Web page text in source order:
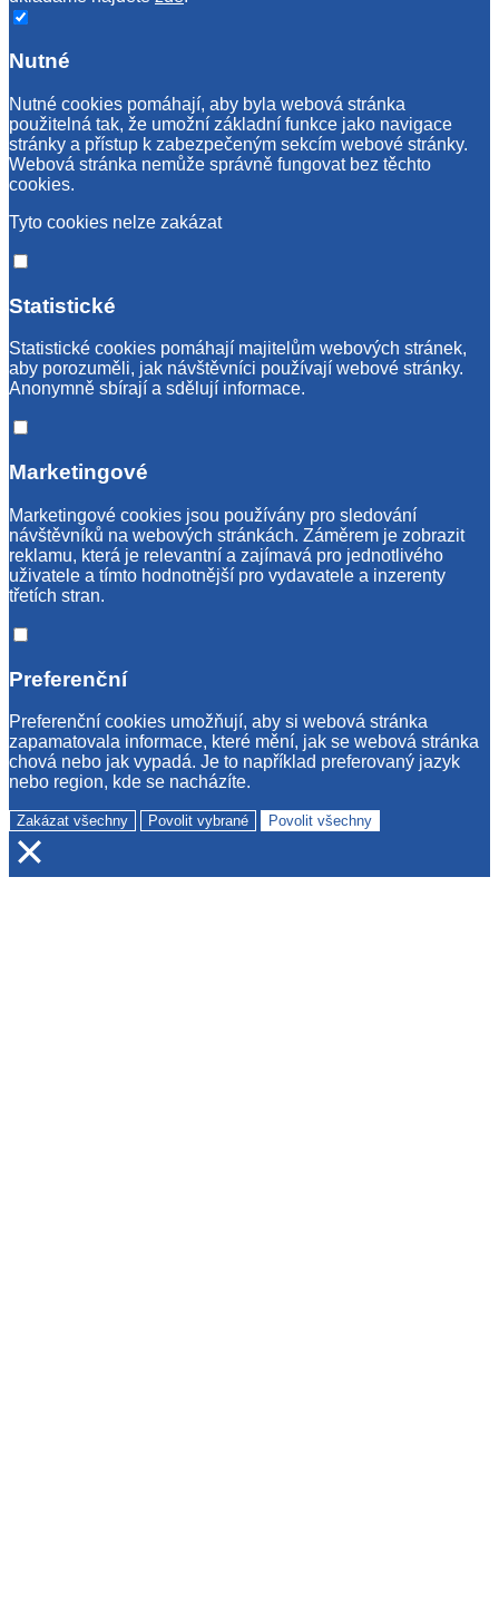
Nutné
Nutné cookies pomáhají, aby byla webová stránka
použitelná tak, že umožní základní funkce jako navigace
stránky a přístup k zabezpečeným sekcím webové stránky.
Webová stránka nemůže správně fungovat bez těchto
cookies.
Tyto cookies nelze zakázat
Statistické
Statistické cookies pomáhají majitelům webových stránek,
aby porozuměli, jak návštěvníci používají webové stránky.
Anonymně sbírají a sdělují informace.
Marketingové
Marketingové cookies jsou používány pro sledování
návštěvníků na webových stránkách. Záměrem je zobrazit
reklamu, která je relevantní a zajímavá pro jednotlivého
uživatele a tímto hodnotnější pro vydavatele a inzerenty
třetích stran.
Preferenční
Preferenční cookies umožňují, aby si webová stránka
zapamatovala informace, které mění, jak se webová stránka
chová nebo jak vypadá. Je to například preferovaný jazyk
nebo region, kde se nacházíte.
Zakázat všechny Povolit vybrané